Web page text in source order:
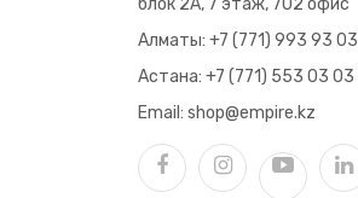
блок 2А, 7 этаж, 702 офис
Алматы: +7 (771) 993 93 03
Астана: +7 (771) 553 03 03
Email: shop@empire.kz